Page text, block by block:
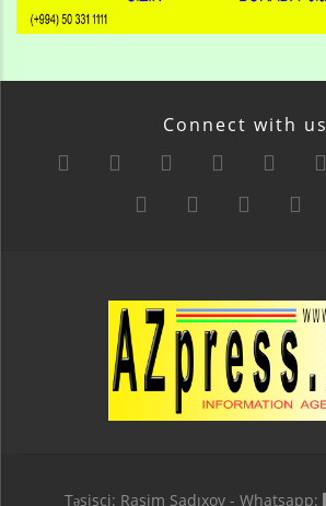
Connect with us
Təsisçi: Rasim Sadıxov - Whatsapp: